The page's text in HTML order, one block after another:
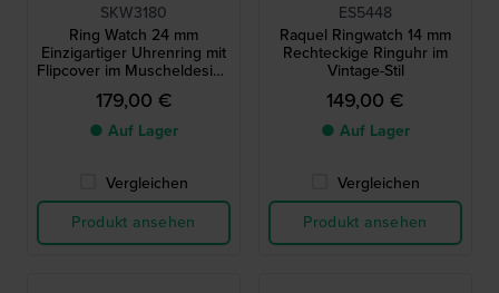
SKW3180
Ring Watch 24 mm
Einzigartiger Uhrenring mit
Flipcover im Muscheldesign
und Perlmutt-Zifferblatt
179,00 €
● Auf Lager
Vergleichen
Produkt ansehen
ES5448
Raquel Ringwatch 14 mm
Rechteckige Ringuhr im
Vintage-Stil
149,00 €
● Auf Lager
Vergleichen
Produkt ansehen